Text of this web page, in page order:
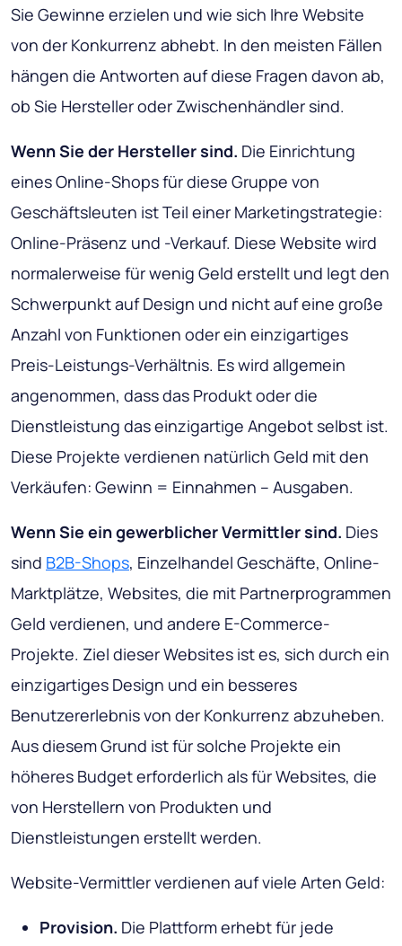
Sie Gewinne erzielen und wie sich Ihre Website
von der Konkurrenz abhebt. In den meisten Fällen
hängen die Antworten auf diese Fragen davon ab,
ob Sie Hersteller oder Zwischenhändler sind.
Wenn Sie der Hersteller sind. Die Einrichtung
eines Online-Shops für diese Gruppe von
Geschäftsleuten ist Teil einer Marketingstrategie:
Online-Präsenz und -Verkauf. Diese Website wird
normalerweise für wenig Geld erstellt und legt den
Schwerpunkt auf Design und nicht auf eine große
Anzahl von Funktionen oder ein einzigartiges
Preis-Leistungs-Verhältnis. Es wird allgemein
angenommen, dass das Produkt oder die
Dienstleistung das einzigartige Angebot selbst ist.
Diese Projekte verdienen natürlich Geld mit den
Verkäufen: Gewinn = Einnahmen – Ausgaben.
Wenn Sie ein gewerblicher Vermittler sind. Dies
sind B2B-Shops, Einzelhandel Geschäfte, Online-
Marktplätze, Websites, die mit Partnerprogrammen
Geld verdienen, und andere E-Commerce-
Projekte. Ziel dieser Websites ist es, sich durch ein
einzigartiges Design und ein besseres
Benutzererlebnis von der Konkurrenz abzuheben.
Aus diesem Grund ist für solche Projekte ein
höheres Budget erforderlich als für Websites, die
von Herstellern von Produkten und
Dienstleistungen erstellt werden.
Website-Vermittler verdienen auf viele Arten Geld:
Provision. Die Plattform erhebt für jede